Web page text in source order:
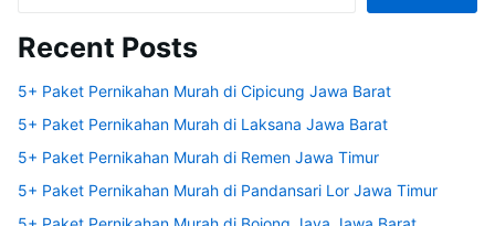
Recent Posts
5+ Paket Pernikahan Murah di Cipicung Jawa Barat
5+ Paket Pernikahan Murah di Laksana Jawa Barat
5+ Paket Pernikahan Murah di Remen Jawa Timur
5+ Paket Pernikahan Murah di Pandansari Lor Jawa Timur